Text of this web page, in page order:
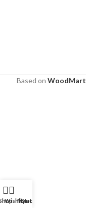
Based on WoodMart
WishlistCart
My account